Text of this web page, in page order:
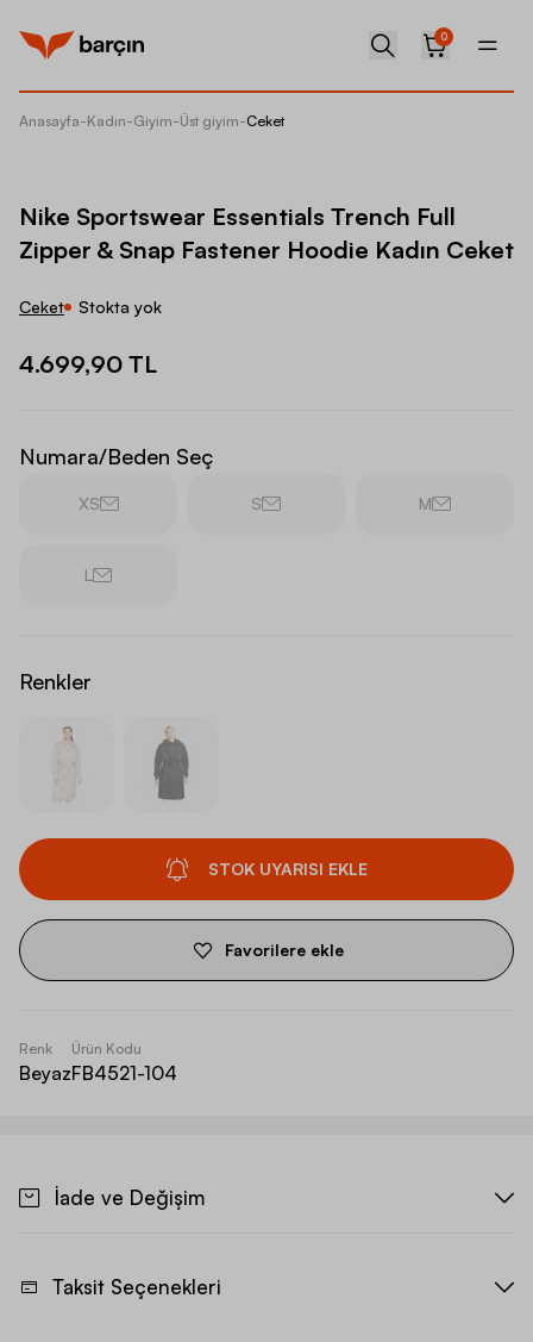
0
Anasayfa-Kadın-Giyim-Üst giyim-Ceket
Nike Sportswear Essentials Trench Full
Zipper & Snap Fastener Hoodie Kadın Ceket
Ceket Stokta yok
4.699,90 TL
Numara/Beden Seç
XS S M
L
Renkler
STOK UYARISI EKLE
Favorilere ekle
Renk
Beyaz
Ürün Kodu
FB4521-104
İade ve Değişim
Taksit Seçenekleri